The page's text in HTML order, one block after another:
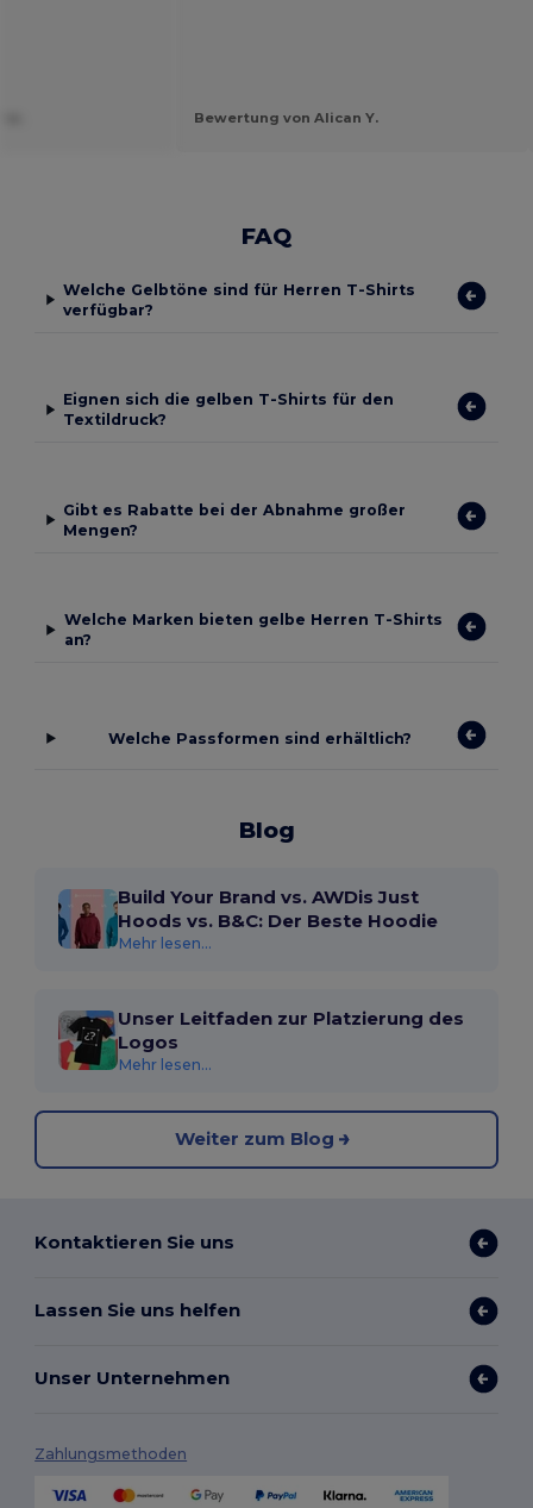
Bewertung von Alican Y.
FAQ
Welche Gelbtöne sind für Herren T-Shirts
verfügbar?
Eignen sich die gelben T-Shirts für den
Textildruck?
Gibt es Rabatte bei der Abnahme großer
Mengen?
Welche Marken bieten gelbe Herren T-Shirts
an?
Welche Passformen sind erhältlich?
Blog
Build Your Brand vs. AWDis Just
Hoods vs. B&C: Der Beste Hoodie
Mehr lesen...
Unser Leitfaden zur Platzierung des
Logos
Mehr lesen...
Weiter zum Blog
Kontaktieren Sie uns
Lassen Sie uns helfen
Unser Unternehmen
Zahlungsmethoden